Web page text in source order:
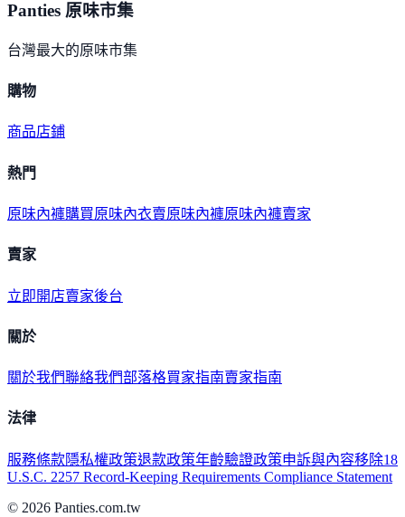
Panties 原味市集
台灣最大的原味市集
購物
商品店鋪
熱門
原味內褲購買原味內衣賣原味內褲原味內褲賣家
賣家
立即開店賣家後台
關於
關於我們聯絡我們部落格買家指南賣家指南
法律
服務條款隱私權政策退款政策年齡驗證政策申訴與內容移除18
U.S.C. 2257 Record-Keeping Requirements Compliance Statement
© 2026 Panties.com.tw